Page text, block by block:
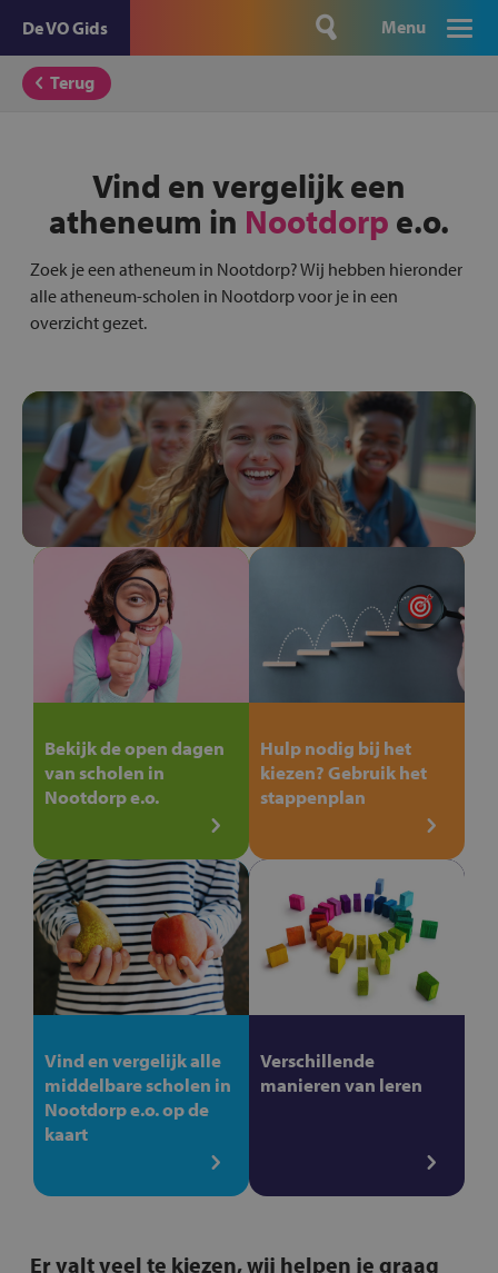
De VO Gids Menu
Terug
Vind en vergelijk een
atheneum in Nootdorp e.o.
Zoek je een atheneum in Nootdorp? Wij hebben hieronder
alle atheneum-scholen in Nootdorp voor je in een
overzicht gezet.
Bekijk de open dagen
van scholen in
Nootdorp e.o.
Hulp nodig bij het
kiezen? Gebruik het
stappenplan
Vind en vergelijk alle
middelbare scholen in
Nootdorp e.o. op de
kaart
Verschillende
manieren van leren
Er valt veel te kiezen, wij helpen je graag